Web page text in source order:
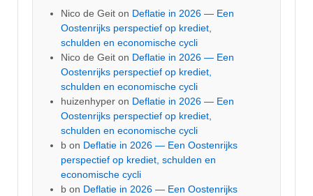
Nico de Geit on Deflatie in 2026 — Een
Oostenrijks perspectief op krediet,
schulden en economische cycli
Nico de Geit on Deflatie in 2026 — Een
Oostenrijks perspectief op krediet,
schulden en economische cycli
huizenhyper on Deflatie in 2026 — Een
Oostenrijks perspectief op krediet,
schulden en economische cycli
b on Deflatie in 2026 — Een Oostenrijks
perspectief op krediet, schulden en
economische cycli
b on Deflatie in 2026 — Een Oostenrijks